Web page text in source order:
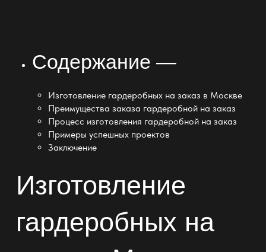
Содержание —
Изготовление гардеробных на заказ в Москве
Преимущества заказа гардеробной на заказ
Процесс изготовления гардеробной на заказ
Примеры успешных проектов
Заключение
Изготовление
гардеробных на